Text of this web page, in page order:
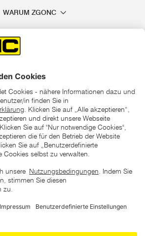
WARUM ZGONC
der niedrigste von uns in den letzten 30
vor Beginn dieser Aktion verlangte Preis
UVP Preisen auf dieser Website sind die
zu verstehen
ZGONC. Alle Rechte vorbehalten.